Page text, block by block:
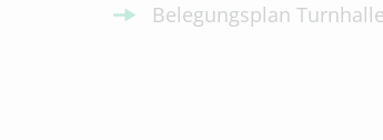
Belegungsplan